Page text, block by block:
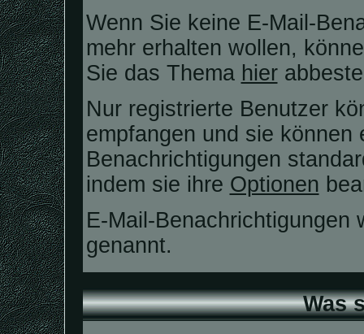
Wenn Sie keine E-Mail-
mehr erhalten wollen,
Sie das Thema hier
Nur registrierte Benutzer
empfangen und sie können
Benachrichtigungen
indem sie ihre Optionen
E-Mail-Benachrichtigungen
genannt.
Was